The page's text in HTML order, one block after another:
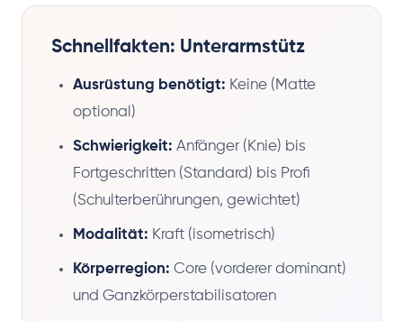
Schnellfakten: Unterarmstütz
Ausrüstung benötigt: Keine (Matte
optional)
Schwierigkeit: Anfänger (Knie) bis
Fortgeschritten (Standard) bis Profi
(Schulterberührungen, gewichtet)
Modalität: Kraft (isometrisch)
Körperregion: Core (vorderer dominant)
und Ganzkörperstabilisatoren